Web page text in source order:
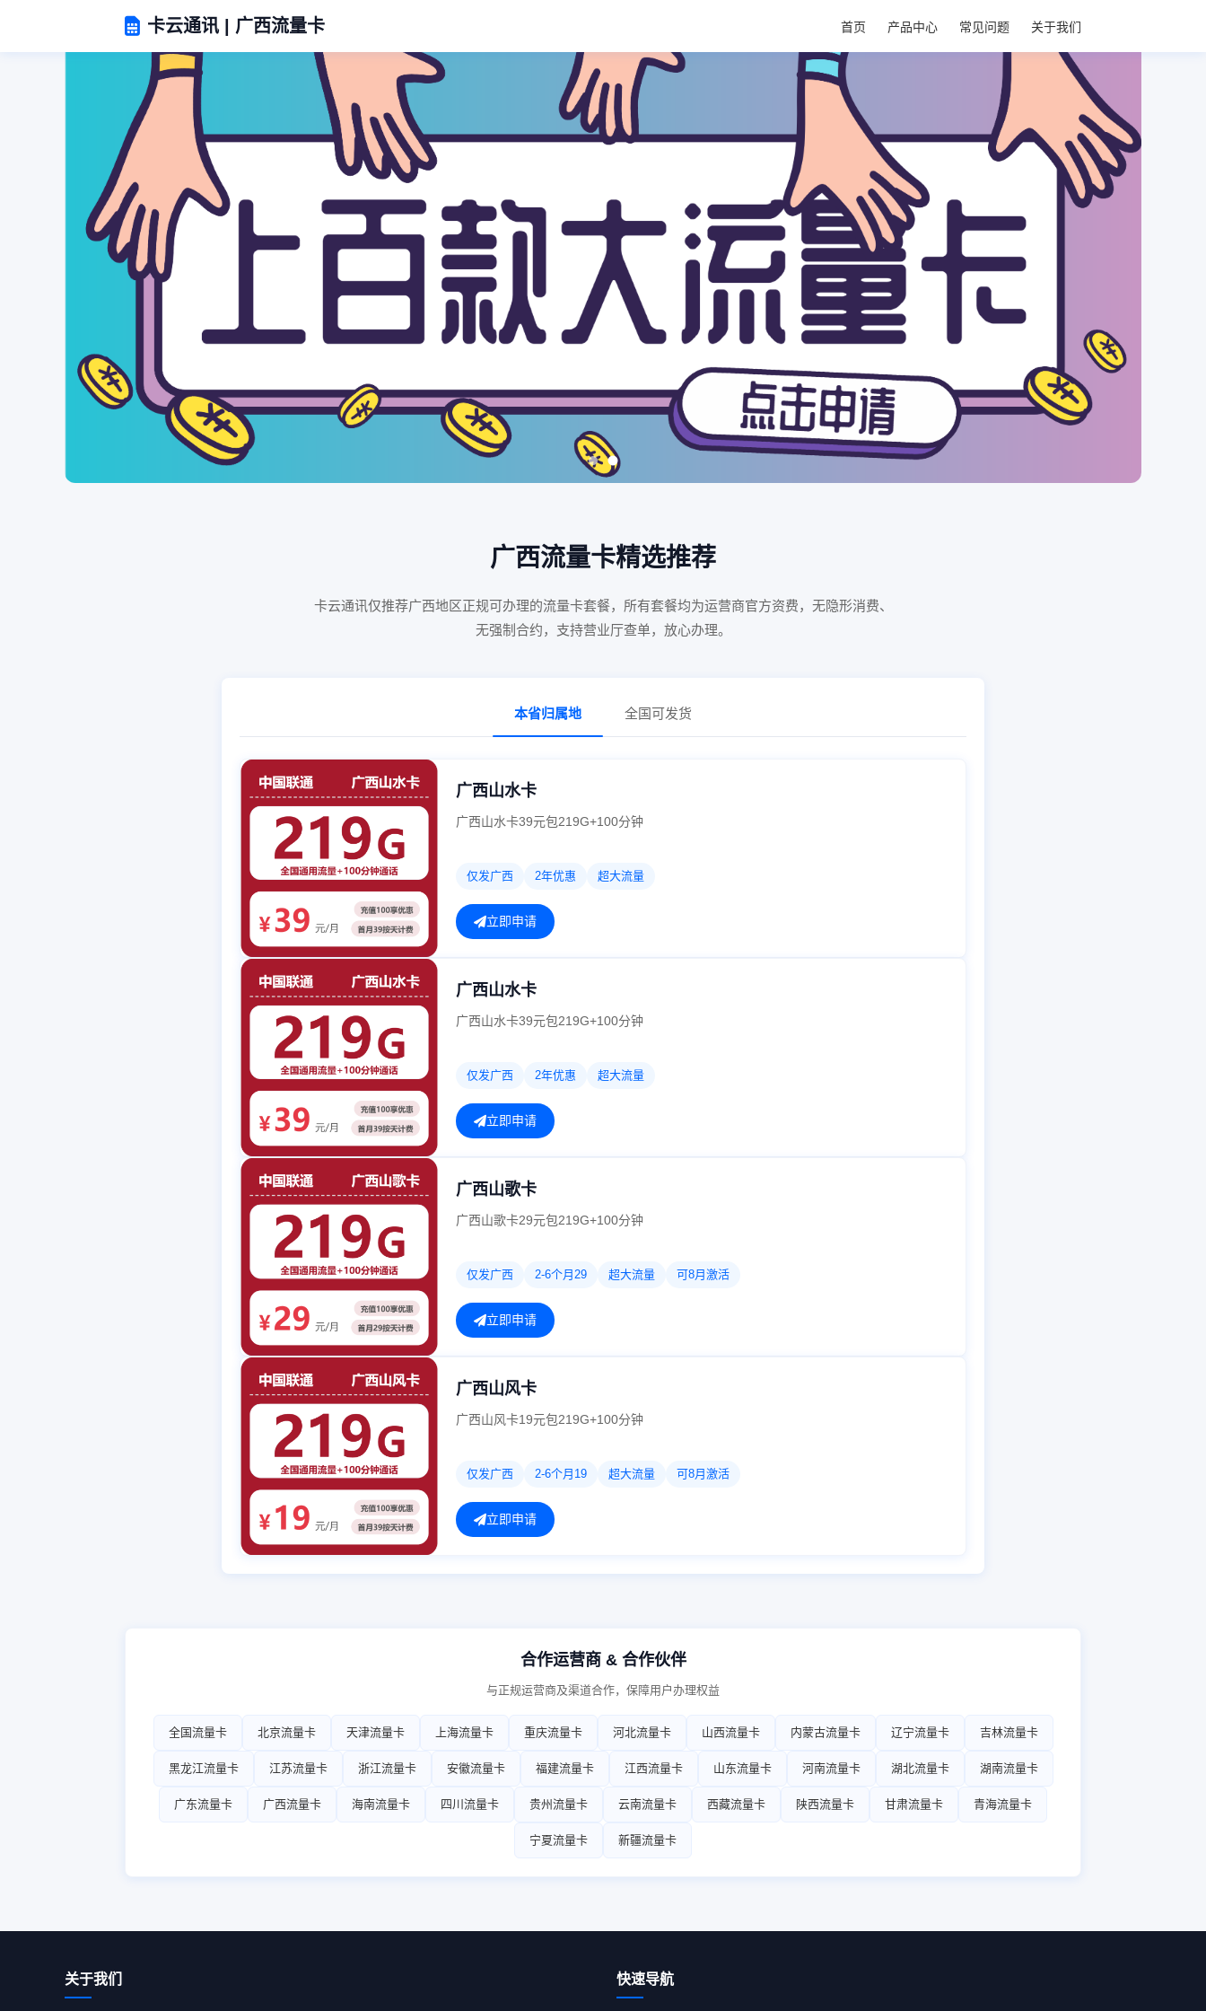
卡云通讯 | 广西流量卡 首页 产品中心 常见问题 关于我们
广西流量卡精选推荐
卡云通讯仅推荐广西地区正规可办理的流量卡套餐，所有套餐均为运营商官方资费，无隐形消费、
无强制合约，支持营业厅查单，放心办理。
本省归属地 全国可发货
广西山水卡
广西山水卡39元包219G+100分钟
仅发广西 2年优惠 超大流量
立即申请
广西山水卡
广西山水卡39元包219G+100分钟
仅发广西 2年优惠 超大流量
立即申请
广西山歌卡
广西山歌卡29元包219G+100分钟
仅发广西 2-6个月29 超大流量 可8月激活
立即申请
广西山风卡
广西山风卡19元包219G+100分钟
仅发广西 2-6个月19 超大流量 可8月激活
立即申请
合作运营商 & 合作伙伴
与正规运营商及渠道合作，保障用户办理权益
全国流量卡 北京流量卡 天津流量卡 上海流量卡 重庆流量卡 河北流量卡 山西流量卡 内蒙古流量卡 辽宁流量卡 吉林流量卡
黑龙江流量卡 江苏流量卡 浙江流量卡 安徽流量卡 福建流量卡 江西流量卡 山东流量卡 河南流量卡 湖北流量卡 湖南流量卡
广东流量卡 广西流量卡 海南流量卡 四川流量卡 贵州流量卡 云南流量卡 西藏流量卡 陕西流量卡 甘肃流量卡 青海流量卡
宁夏流量卡 新疆流量卡
关于我们 快速导航